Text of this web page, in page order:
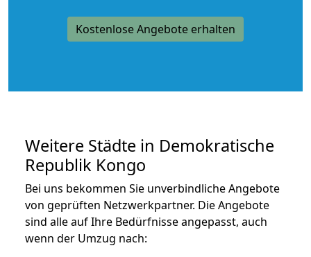
Kostenlose Angebote erhalten
Weitere Städte in Demokratische
Republik Kongo
Bei uns bekommen Sie unverbindliche Angebote
von geprüften Netzwerkpartner. Die Angebote
sind alle auf Ihre Bedürfnisse angepasst, auch
wenn der Umzug nach: